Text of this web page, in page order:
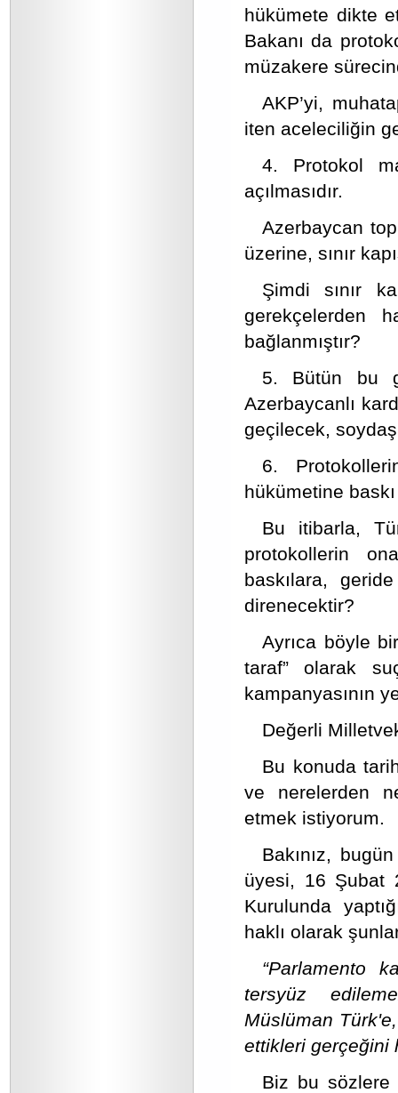
hükümete dikte
Bakanı da
müzakere
AKP’yi,
iten aceleciliğin
4. Protokol
açılmasıdır.
Azerbaycan
üzerine, sınır
Şimdi sınır
gerekçelerden
bağlanmıştır?
5. Bütün bu
Azerbaycanlı
geçilecek,
6.
hükümetine
Bu itibarla,
protokollerin
baskılara,
direnecektir?
Ayrıca böyle
taraf” olarak
kampanyasının
Değerli
Bu konuda
ve nerelerden
etmek istiyorum.
Bakınız,
üyesi, 16 Şubat
Kurulunda
haklı olarak
“Parlamento
tersyüz
Müslüman
ettikleri gerçeğini
Biz bu sözlere